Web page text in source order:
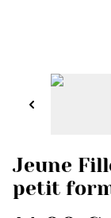
Jeune
petit